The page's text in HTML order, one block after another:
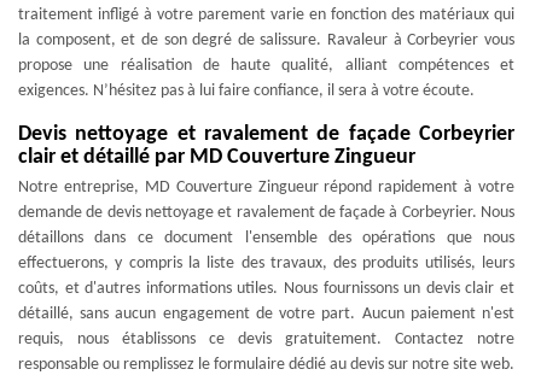
traitement infligé à votre parement varie en fonction des matériaux qui
la composent, et de son degré de salissure. Ravaleur à Corbeyrier vous
propose une réalisation de haute qualité, alliant compétences et
exigences. N’hésitez pas à lui faire confiance, il sera à votre écoute.
Devis nettoyage et ravalement de façade Corbeyrier
clair et détaillé par MD Couverture Zingueur
Notre entreprise, MD Couverture Zingueur répond rapidement à votre
demande de devis nettoyage et ravalement de façade à Corbeyrier. Nous
détaillons dans ce document l'ensemble des opérations que nous
effectuerons, y compris la liste des travaux, des produits utilisés, leurs
coûts, et d'autres informations utiles. Nous fournissons un devis clair et
détaillé, sans aucun engagement de votre part. Aucun paiement n'est
requis, nous établissons ce devis gratuitement. Contactez notre
responsable ou remplissez le formulaire dédié au devis sur notre site web.